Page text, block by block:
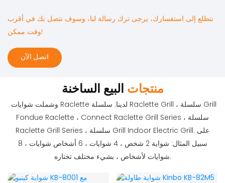
نتطلع إلى استفسارك، يرجى ترك رسالة لنا، وسوف نتصل بك في أقرب
وقت ممكن!
اتصل الآن
منتجات البيع الساخنة
Fondue Raclette ، Connect Raclette Grill Series ، سلسلة
Raclette Grill Series ، سلسلة Grill Indoor Electric Grill. على
سبيل المثال: شواية 2 شخص ، 4 شوايات ، 6 أشخاص شوايات ، 8
شوايات لأشخاص ، بشيء مختلف تختاره.